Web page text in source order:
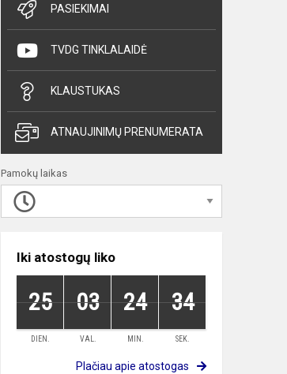
PASIEKIMAI
TVDG TINKLALAIDĖ
KLAUSTUKAS
ATNAUJINIMŲ PRENUMERATA
Pamokų laikas
Iki atostogų liko
25 03 24 34
DIEN. VAL. MIN. SEK.
Plačiau apie atostogas